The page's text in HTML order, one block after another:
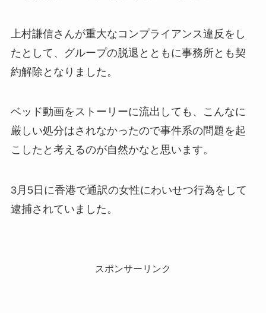
上村謙信さんが重大なコンプライアンス違反をし
たとして、グループの脱退とともに事務所とも契
約解除となりました。
ベッド動画をストーリーに流出しても、こんなに
厳しい処分はされなかったので事件系の問題を起
こしたと考えるのが自然かなと思います。
3月5日に香港で通訳の女性にわいせつ行為をして
逮捕されていました。
スポンサーリンク